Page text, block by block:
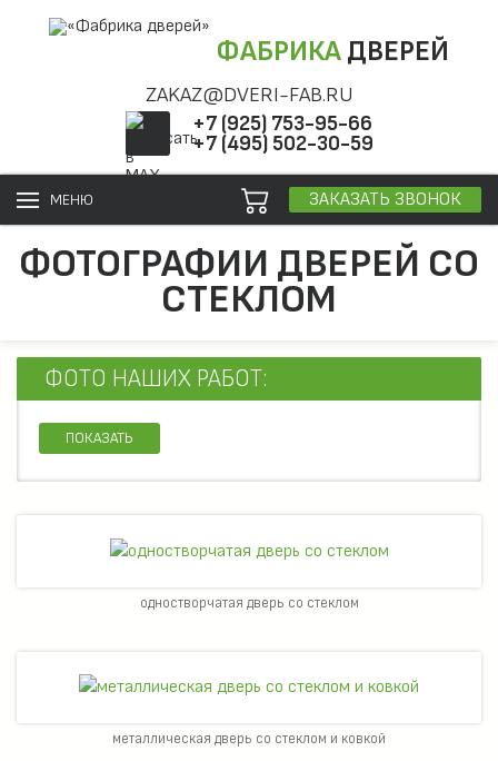
ФАБРИКАДВЕРЕЙ
ZAKAZ@DVERI-FAB.RU
+7 (925) 753-95-66
+7 (495) 502-30-59
МЕНЮ ЗАКАЗАТЬ ЗВОНОК
ФОТОГРАФИИ ДВЕРЕЙ СО
СТЕКЛОМ
ФОТО НАШИХ РАБОТ:
ПОКАЗАТЬ
одностворчатая дверь со стеклом
металлическая дверь со стеклом и ковкой